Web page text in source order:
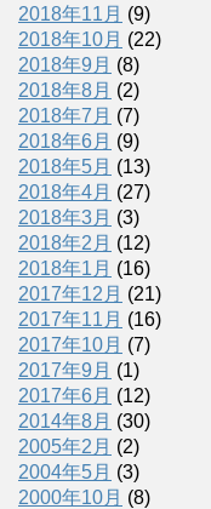
2018年11月 (9)
2018年10月 (22)
2018年9月 (8)
2018年8月 (2)
2018年7月 (7)
2018年6月 (9)
2018年5月 (13)
2018年4月 (27)
2018年3月 (3)
2018年2月 (12)
2018年1月 (16)
2017年12月 (21)
2017年11月 (16)
2017年10月 (7)
2017年9月 (1)
2017年6月 (12)
2014年8月 (30)
2005年2月 (2)
2004年5月 (3)
2000年10月 (8)